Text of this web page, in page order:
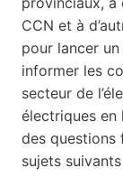
CCN et à
pour lancer
informer les
secteur de
électriques en
des questions
sujets